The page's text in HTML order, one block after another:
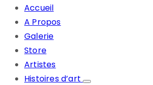
Accueil
A Propos
Galerie
Store
Artistes
Histoires d’art